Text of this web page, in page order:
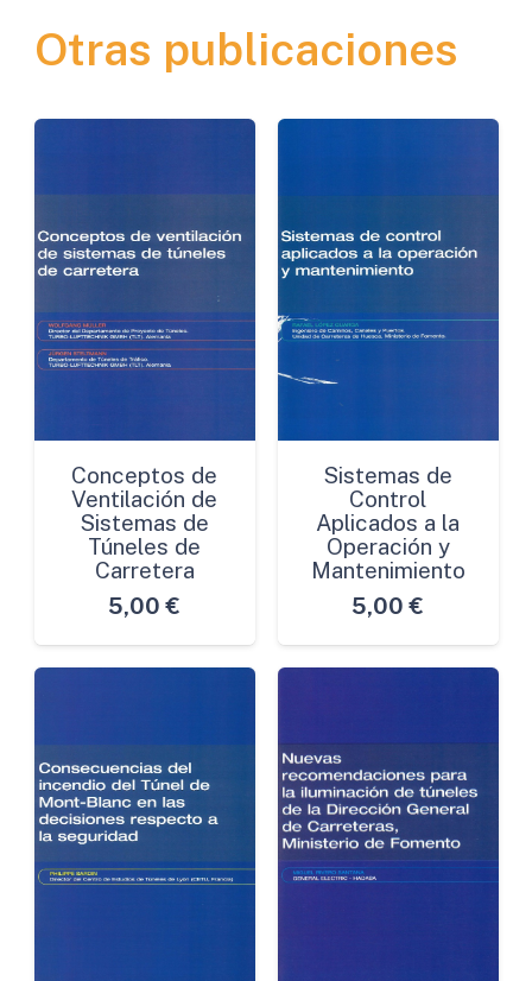
Otras publicaciones
Conceptos de
Ventilación de
Sistemas de
Túneles de
Carretera
5,00 €
Sistemas de
Control
Aplicados a la
Operación y
Mantenimiento
5,00 €